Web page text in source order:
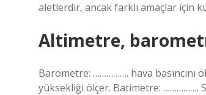
aletlerdir, ancak farklı amaçlar için
Altimetre,
Barometre: ……………. hava basıncını
yüksekliği ölçer. Batimetre: …………….